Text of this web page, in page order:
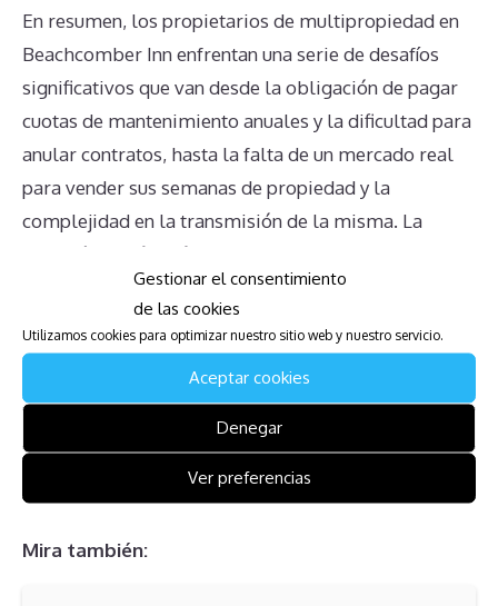
Gestionar el consentimiento
de las cookies
Utilizamos cookies para optimizar nuestro sitio web y nuestro servicio.
Aceptar cookies
Denegar
Ver preferencias
En resumen, los propietarios de multipropiedad en
Beachcomber Inn enfrentan una serie de desafíos
significativos que van desde la obligación de pagar
cuotas de mantenimiento anuales y la dificultad para
anular contratos, hasta la falta de un mercado real
para vender sus semanas de propiedad y la
complejidad en la transmisión de la misma. La
situación es aún más complicada por la falta de
información clara y veraz proporcionada por la
administración del complejo, lo que puede llevar a
los propietarios a tomar decisiones mal informadas
que perpetúan su situación problemática. Entender
estos desafíos es el primer paso para abordar las
complejidades asociadas a la multipropiedad y
buscar soluciones adecuadas.
Mira también: